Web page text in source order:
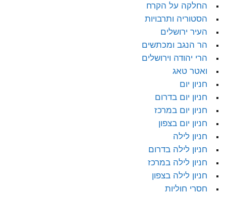
החלקה על הקרח
הסטוריה ותרבויות
העיר ירושלים
הר הנגב ומכתשים
הרי יהודה וירושלים
ואטר טאג
חניון יום
חניון יום בדרום
חניון יום במרכז
חניון יום בצפון
חניון לילה
חניון לילה בדרום
חניון לילה במרכז
חניון לילה בצפון
חסרי חוליות